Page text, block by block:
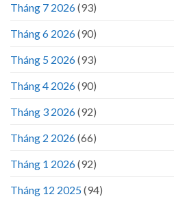
Tháng 7 2026(93)
Tháng 6 2026(90)
Tháng 5 2026(93)
Tháng 4 2026(90)
Tháng 3 2026(92)
Tháng 2 2026(66)
Tháng 1 2026(92)
Tháng 12 2025(94)